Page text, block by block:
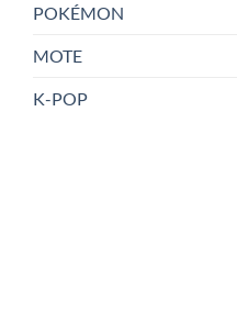
POKÉMON
MOTE
K-POP